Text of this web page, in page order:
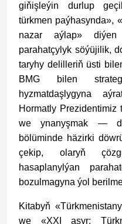
giňişleýin durlup
türkmen paýhasynda»,
nazar aýlap» diýen
parahatçylyk söýüjilik,
taryhy delilleriň üsti
BMG bilen
hyzmatdaşlygyna
Hormatly Prezidentimiz
we ynanyşmak —
bölüminde häzirki
çekip, olaryň
hasaplanylýan
bozulmagyna ýol
Kitabyň
we «XXI asyr: